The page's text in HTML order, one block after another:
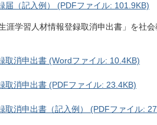
届（記入例） (PDFファイル: 101.9KB)
涯学習人材情報登録取消申出書」を社
取消申出書 (Wordファイル: 10.4KB)
取消申出書 (PDFファイル: 23.4KB)
取消申出書（記入例） (PDFファイル: